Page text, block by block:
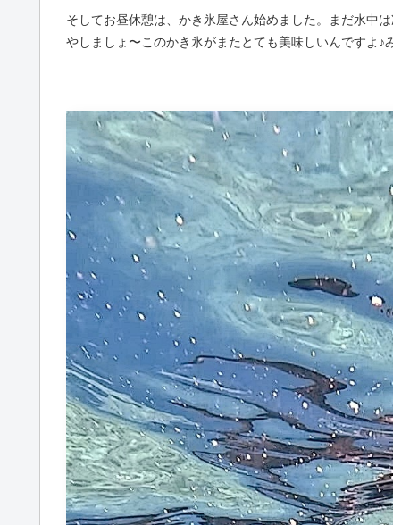
そしてお昼休憩は、かき氷屋さん始めました。まだ水中
やしましょ〜このかき氷がまたとても美味しいんですよ♪